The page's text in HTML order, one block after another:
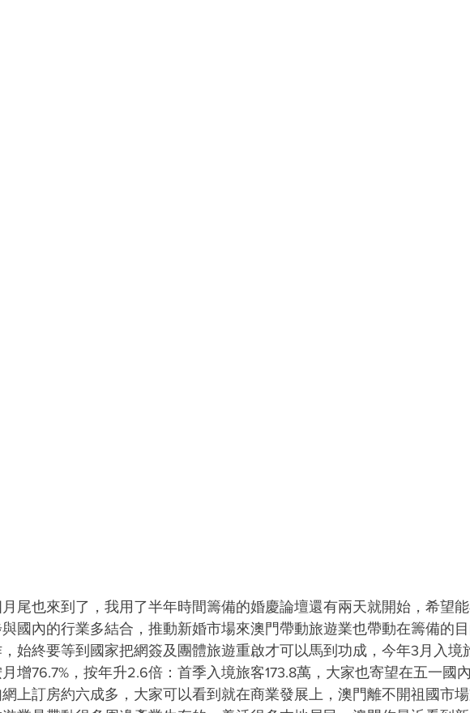
月尾也來到了，我用了半年時間籌備的婚慶論壇還有兩天就開始，希望
與國內的行業多結合，推動新婚市場來澳門帶動旅遊業也帶動在籌備的
始終要等到國家把網簽及團體旅遊重啟才可以馬到功成，今年3月入境
增76.7%，按年升2.6倍：首季入境旅客173.8萬，大家也寄望在五一國
上訂房約六成多，大家可以看到就在商業發展上，澳門離不開祖國市